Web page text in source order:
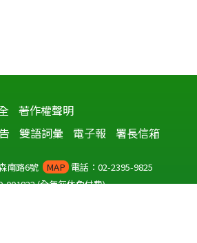
著作權聲明
雙語詞彙 電子報 署長信箱
南路6號 MAP 電話：02-2395-9825
001922(全年無休免付費)